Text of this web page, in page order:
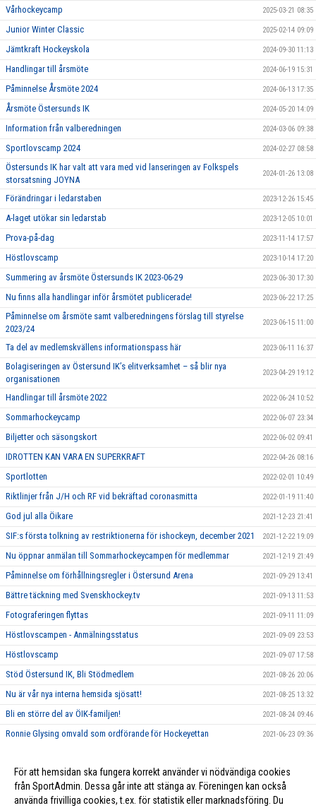
Vårhockeycamp 2025-03-21 08:35
Junior Winter Classic 2025-02-14 09:09
Jämtkraft Hockeyskola 2024-09-30 11:13
Handlingar till årsmöte 2024-06-19 15:31
Påminnelse Årsmöte 2024 2024-06-13 17:35
Årsmöte Östersunds IK 2024-05-20 14:09
Information från valberedningen 2024-03-06 09:38
Sportlovscamp 2024 2024-02-27 08:58
Östersunds IK har valt att vara med vid lanseringen av Folkspels
storsatsning JOYNA
2024-01-26 13:08
Förändringar i ledarstaben 2023-12-26 15:45
A-laget utökar sin ledarstab 2023-12-05 10:01
Prova-på-dag 2023-11-14 17:57
Höstlovscamp 2023-10-14 17:20
Summering av årsmöte Östersunds IK 2023-06-29 2023-06-30 17:30
Nu finns alla handlingar inför årsmötet publicerade! 2023-06-22 17:25
Påminnelse om årsmöte samt valberedningens förslag till styrelse
2023/24
2023-06-15 11:00
Ta del av medlemskvällens informationspass här 2023-06-11 16:37
Bolagiseringen av Östersund IK’s elitverksamhet – så blir nya
organisationen
2023-04-29 19:12
Handlingar till årsmöte 2022 2022-06-24 10:52
Sommarhockeycamp 2022-06-07 23:34
Biljetter och säsongskort 2022-06-02 09:41
IDROTTEN KAN VARA EN SUPERKRAFT 2022-04-26 08:16
Sportlotten 2022-02-01 10:49
Riktlinjer från J/H och RF vid bekräftad coronasmitta 2022-01-19 11:40
God jul alla Öikare 2021-12-23 21:41
SIF:s första tolkning av restriktionerna för ishockeyn, december 2021 2021-12-22 19:09
Nu öppnar anmälan till Sommarhockeycampen för medlemmar 2021-12-19 21:49
Påminnelse om förhållningsregler i Östersund Arena 2021-09-29 13:41
Bättre täckning med Svenskhockey.tv 2021-09-13 11:53
Fotograferingen flyttas 2021-09-11 11:09
Höstlovscampen - Anmälningsstatus 2021-09-09 23:53
Höstlovscamp 2021-09-07 17:58
Stöd Östersund IK, Bli Stödmedlem 2021-08-26 20:06
Nu är vår nya interna hemsida sjösatt! 2021-08-25 13:32
Bli en större del av ÖIK-familjen! 2021-08-24 09:46
Ronnie Glysing omvald som ordförande för Hockeyettan 2021-06-23 09:36
Årsmöte Östersunds IK 2021-06-15 09:30
För att hemsidan ska fungera korrekt använder vi nödvändiga cookies
från SportAdmin. Dessa går inte att stänga av. Föreningen kan också
använda frivilliga cookies, t.ex. för statistik eller marknadsföring. Du